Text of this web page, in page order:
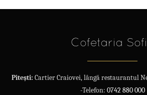
Cofetaria
Pitești: Cartier Craiovei, lângă restaurantul
-Telefon: 0742 880 000